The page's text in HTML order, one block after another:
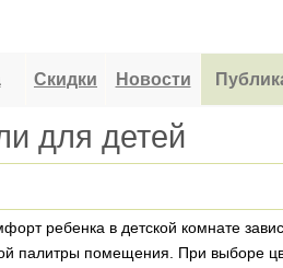
Скидки Новости
для детей
ребенка в детской комнате
палитры помещения. При выборе